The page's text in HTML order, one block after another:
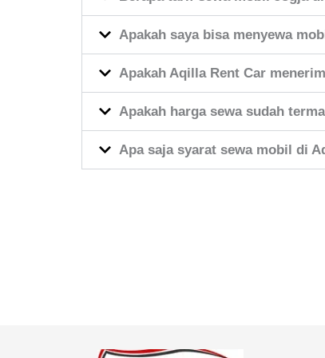
Apakah saya bisa menyewa
Apakah Aqilla Rent Car
Apakah harga sewa sudah
Apa saja syarat sewa mobil di